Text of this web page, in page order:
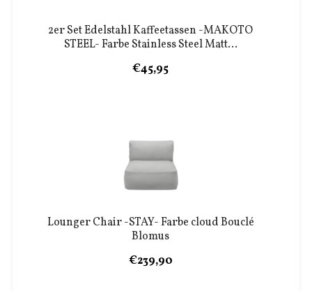
2er Set Edelstahl Kaffeetassen -MAKOTO
STEEL- Farbe Stainless Steel Matt...
€45,95
Lounger Chair -STAY- Farbe cloud Bouclé
Blomus
€239,90